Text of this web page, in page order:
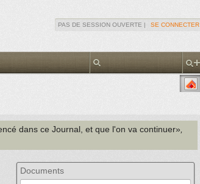
PAS DE SESSION OUVERTE | SE CONNECTER
dans ce Journal, et que l'on va continuer»
Documents